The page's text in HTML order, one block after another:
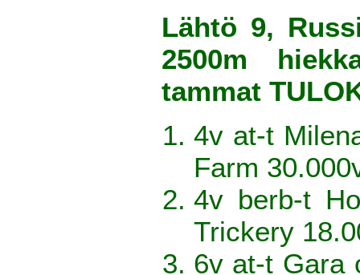
Lähtö 9,
2500m
tammat
4v at-t
Farm
4v berb-t
Trickery
6v at-t Gara